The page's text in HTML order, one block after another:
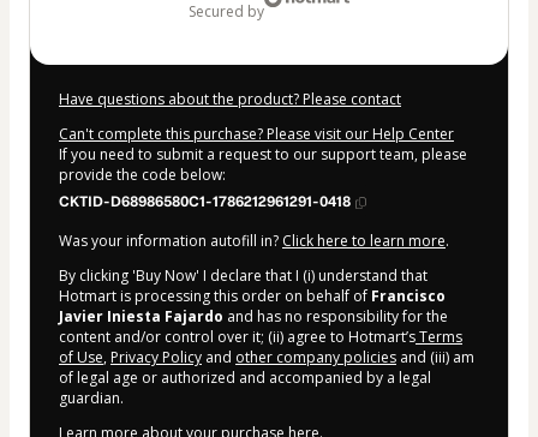
secured by
Have questions about the product? Please contact
Can't complete this purchase? Please visit our Help Center
If you need to submit a request to our support team, please
provide the code below:
CKTID-D68986580C1-1786212961291-0418
Was your information autofill in? Click here to learn more.
By clicking 'Buy Now' I declare that I (i) understand that
Hotmart is processing this order on behalf of Francisco
Javier Iniesta Fajardo and has no responsibility for the
content and/or control over it; (ii) agree to Hotmart’sTerms
of Use, Privacy Policy and other company policies and (iii) am
of legal age or authorized and accompanied by a legal
guardian.